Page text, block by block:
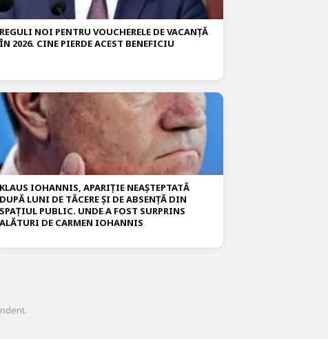
REGULI NOI PENTRU VOUCHERELE DE VACANȚĂ
ÎN 2026. CINE PIERDE ACEST BENEFICIU
KLAUS IOHANNIS, APARIȚIE NEAȘTEPTATĂ
DUPĂ LUNI DE TĂCERE ȘI DE ABSENȚĂ DIN
SPAȚIUL PUBLIC. UNDE A FOST SURPRINS
ALĂTURI DE CARMEN IOHANNIS